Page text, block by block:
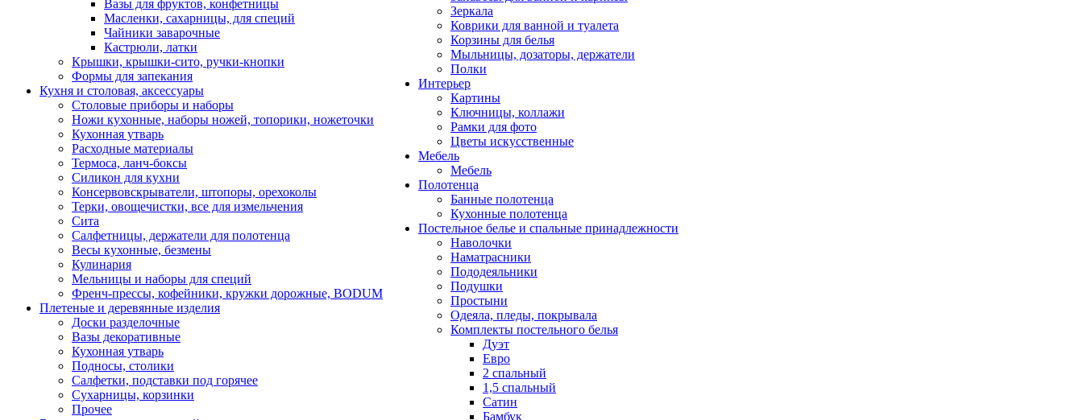
Вазы для фруктов, конфетницы
Масленки, сахарницы, для специй
Чайники заварочные
Кастрюли, латки
Крышки, крышки-сито, ручки-кнопки
Формы для запекания
Кухня и столовая, аксессуары
Столовые приборы и наборы
Ножи кухонные, наборы ножей, топорики, ножеточки
Кухонная утварь
Расходные материалы
Термоса, ланч-боксы
Силикон для кухни
Консервовскрыватели, штопоры, орехоколы
Терки, овощечистки, все для измельчения
Сита
Салфетницы, держатели для полотенца
Весы кухонные, безмены
Кулинария
Мельницы и наборы для специй
Френч-прессы, кофейники, кружки дорожные, BODUM
Плетеные и деревянные изделия
Доски разделочные
Вазы декоративные
Кухонная утварь
Подносы, столики
Салфетки, подставки под горячее
Сухарницы, корзинки
Прочее
Зеркала
Коврики для ванной и туалета
Корзины для белья
Мыльницы, дозаторы, держатели
Полки
Интерьер
Картины
Ключницы, коллажи
Рамки для фото
Цветы искусственные
Мебель
Мебель
Полотенца
Банные полотенца
Кухонные полотенца
Постельное белье и спальные принадлежности
Наволочки
Наматрасники
Пододеяльники
Подушки
Простыни
Одеяла, пледы, покрывала
Комплекты постельного белья
Дуэт
Евро
2 спальный
1,5 спальный
Сатин
Бамбук